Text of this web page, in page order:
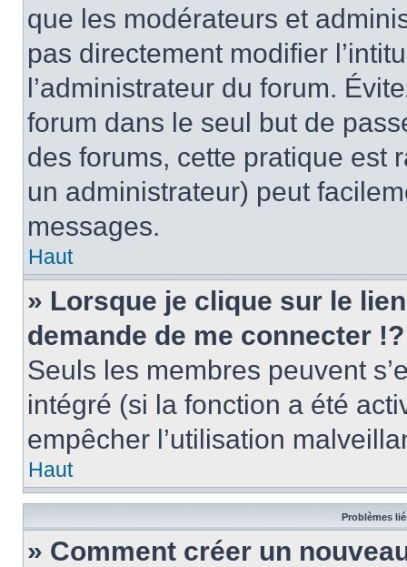
que les modérateurs et
pas directement modifier
l’administrateur du forum.
forum dans le seul but de
des forums, cette pratique est
un administrateur) peut
messages.
Haut
» Lorsque je clique sur le
demande de me connecter !?
Seuls les membres peuvent
intégré (si la fonction a été
empêcher l’utilisation
Haut
Problèmes
» Comment créer un